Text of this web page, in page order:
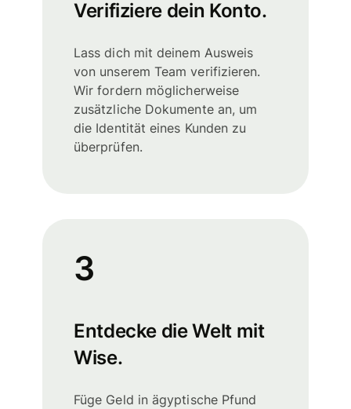
Verifiziere dein Konto.
Lass dich mit deinem Ausweis
von unserem Team verifizieren.
Wir fordern möglicherweise
zusätzliche Dokumente an, um
die Identität eines Kunden zu
überprüfen.
3
Entdecke die Welt mit
Wise.
Füge Geld in ägyptische Pfund